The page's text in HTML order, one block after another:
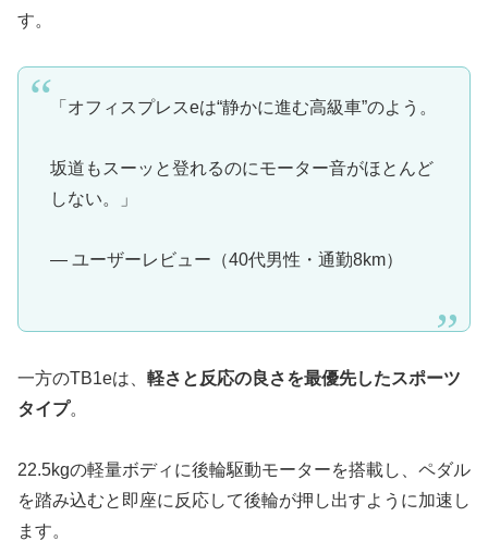
す。
「オフィスプレスeは“静かに進む高級車”のよう。
坂道もスーッと登れるのにモーター音がほとんど
しない。」
— ユーザーレビュー（40代男性・通勤8km）
一方のTB1eは、 軽さと反応の良さを最優先したスポーツ
タイプ。
22.5kgの軽量ボディに後輪駆動モーターを搭載し、ペダル
を踏み込むと即座に反応して後輪が押し出すように加速し
ます。